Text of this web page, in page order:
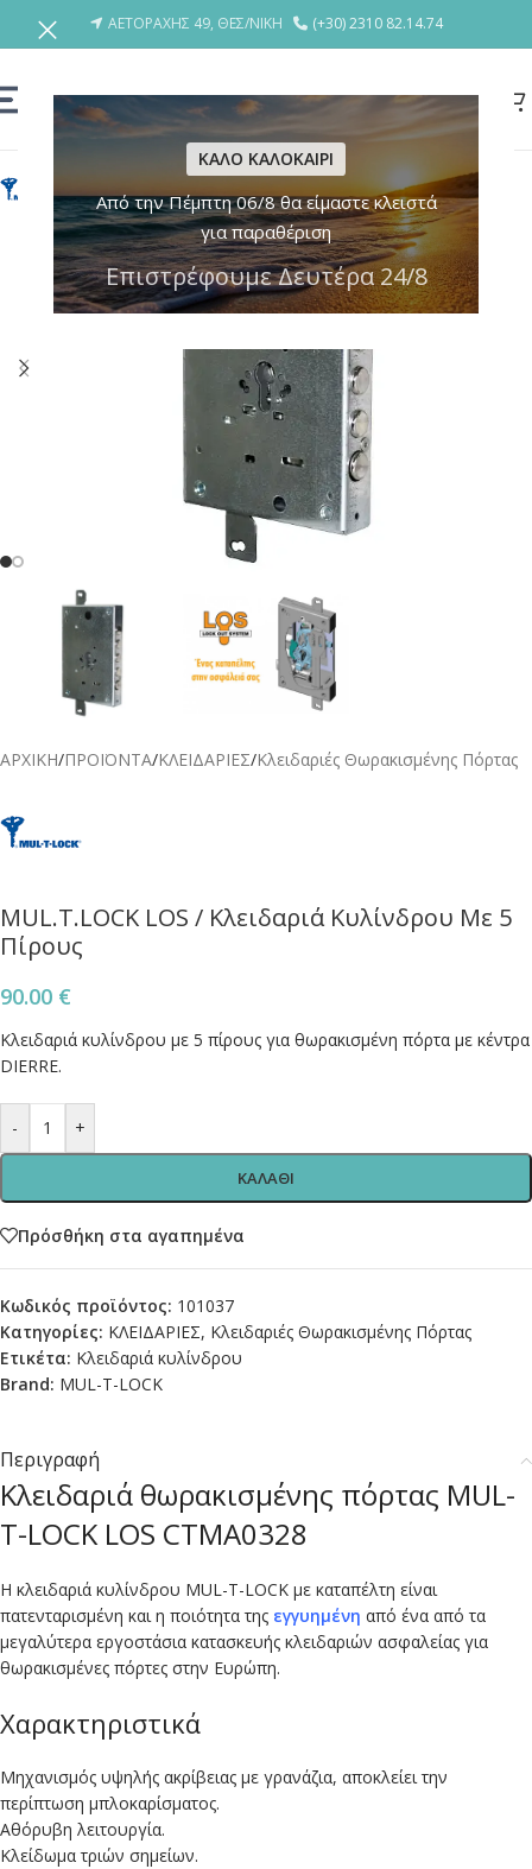
ΚΑΛΟ ΚΑΛΟΚΑΙΡΙ
Από την Πέμπτη 06/8 θα είμαστε κλειστά
για παραθέριση
Επιστρέφουμε Δευτέρα 24/8
ΑΕΤΟΡΑΧΗΣ 49, ΘΕΣ/ΝΙΚΗ (+30) 2310 82.14.74
ΑΡΧΙΚΗ/ΠΡΟΪΟΝΤΑ/ΚΛΕΙΔΑΡΙΕΣ/Κλειδαριές Θωρακισμένης Πόρτας
MUL.T.LOCK LOS / Κλειδαριά Κυλίνδρου Με 5
Πίρους
90.00 €
Κλειδαριά κυλίνδρου με 5 πίρους για θωρακισμένη πόρτα με κέντρα
DIERRE.
- +
ΚΑΛΑΘΙ
Πρόσθήκη στα αγαπημένα
Κωδικός προϊόντος: 101037
Κατηγορίες: ΚΛΕΙΔΑΡΙΕΣ, Κλειδαριές Θωρακισμένης Πόρτας
Ετικέτα: Κλειδαριά κυλίνδρου
Brand: MUL-T-LOCK
Περιγραφή
Κλειδαριά θωρακισμένης πόρτας MUL-
T-LOCK LOS CTMA0328
Η κλειδαριά κυλίνδρου MUL-T-LOCK με καταπέλτη είναι
πατενταρισμένη και η ποιότητα της εγγυημένη από ένα από τα
μεγαλύτερα εργοστάσια κατασκευής κλειδαριών ασφαλείας για
θωρακισμένες πόρτες στην Ευρώπη.
Χαρακτηριστικά
Μηχανισμός υψηλής ακρίβειας με γρανάζια, αποκλείει την
περίπτωση μπλοκαρίσματος.
Αθόρυβη λειτουργία.
Κλείδωμα τριών σημείων.